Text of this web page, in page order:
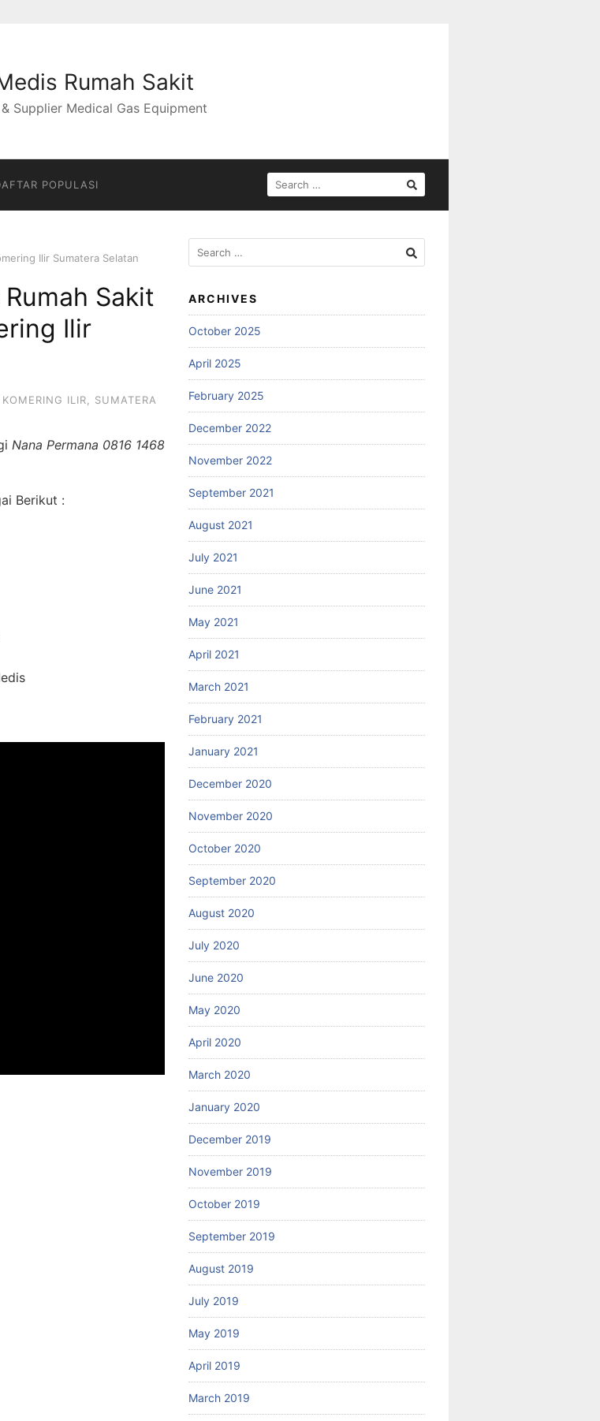
Rumah Sakit
Supplier Medical Gas Equipment
POPULASI
SEARCH
FOR:
Ilir Sumatera Selatan
Sakit
Ilir
ILIR
SUMATERA
Nana Permana 0816 1468
Berikut :
Search
for:
ARCHIVES
October 2025
April 2025
February 2025
December 2022
November 2022
September 2021
August 2021
July 2021
June 2021
May 2021
April 2021
March 2021
February 2021
January 2021
December 2020
November 2020
October 2020
September 2020
August 2020
July 2020
June 2020
May 2020
April 2020
March 2020
January 2020
December 2019
November 2019
October 2019
September 2019
August 2019
July 2019
May 2019
April 2019
March 2019